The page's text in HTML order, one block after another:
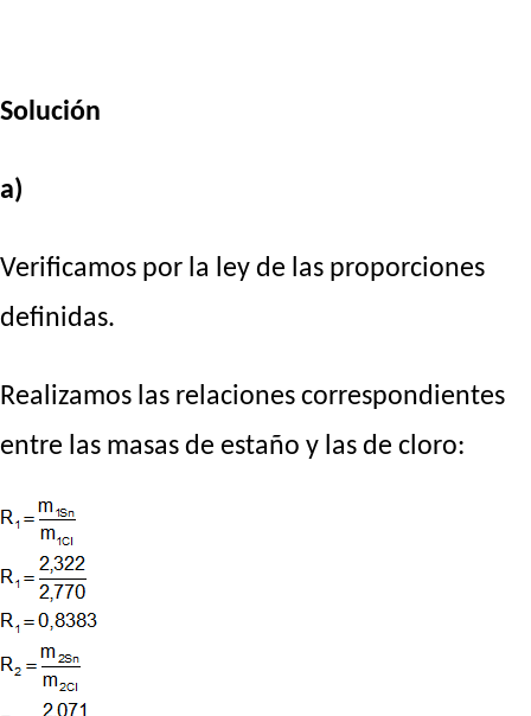
Solución
a)
Verificamos por la ley de las proporciones
definidas.
Realizamos las relaciones correspondientes
entre las masas de estaño y las de cloro: